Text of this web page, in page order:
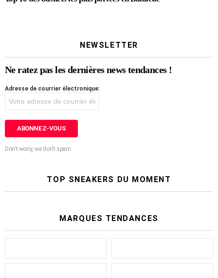
NEWSLETTER
Ne ratez pas les dernières news tendances !
Adresse de courrier électronique:
Don't worry, we don't spam
TOP SNEAKERS DU MOMENT
MARQUES TENDANCES